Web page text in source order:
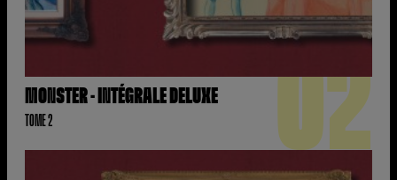
MONSTER - INTÉGRALE DELUXE
TOME 2 02